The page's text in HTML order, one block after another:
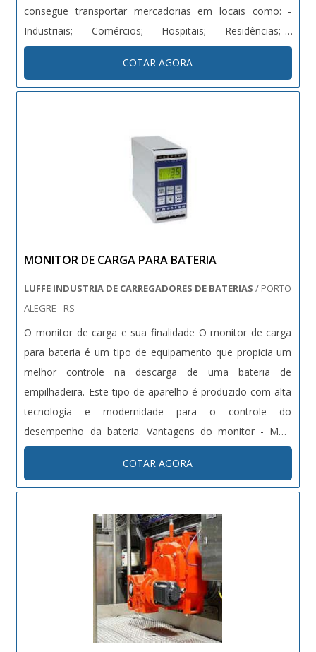
consegue transportar mercadorias em locais como: -
Industriais; - Comércios; - Hospitais; - Residências; -
Centros de distribuição. A instalação do elevador
hidráulico para carga é feita a partir de cada
especificaçã....
COTAR AGORA
MONITOR DE CARGA PARA BATERIA
LUFFE INDUSTRIA DE CARREGADORES DE BATERIAS / PORTO
ALEGRE - RS
O monitor de carga e sua finalidade O monitor de carga
para bateria é um tipo de equipamento que propicia um
melhor controle na descarga de uma bateria de
empilhadeira. Este tipo de aparelho é produzido com alta
tecnologia e modernidade para o controle do
desempenho da bateria. Vantagens do monitor - Mais
qualidade em termos de carga; - Excelente custo x
benefício; - Preço acessível; - Entre outras. Faça seu
orçamento gráti....
COTAR AGORA